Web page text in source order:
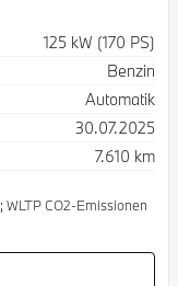
125 kW (170 PS)
Benzin
Automatik
30.07.2025
7.610 km
CO2-Emissionen